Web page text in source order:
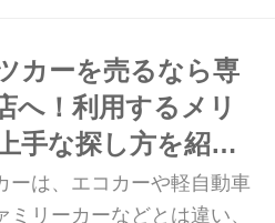
よって値崩れの程度は様々
ーツカーのリセールバリュ
向にありますが、状態によ
左右されます。リセールバ
つためのメンテナンス方法
カーを売るなら専
へ！利用するメリ
手な探し方を紹
ーは、エコカーや軽自動車
ミリーカーなどとは違い、